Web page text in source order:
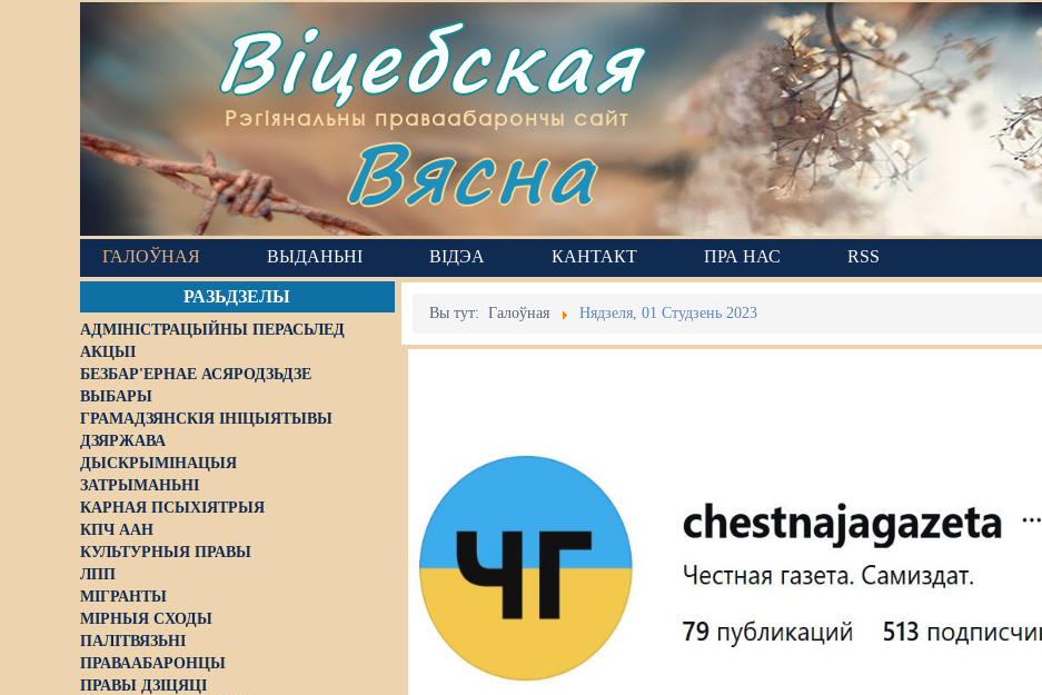
Віцебская
Рэгіянальны праваабарончы сайт
Вясна
ГАЛОЎНАЯ ВЫДАНЬНІ ВІДЭА КАНТАКТ ПРА НАС RSS
РАЗЬДЗЕЛЫ
АДМІНІСТРАЦЫЙНЫ ПЕРАСЬЛЕД
АКЦЫІ
БЕЗБАР'ЕРНАЕ АСЯРОДЗЬДЗЕ
ВЫБАРЫ
ГРАМАДЗЯНСКІЯ ІНІЦЫЯТЫВЫ
ДЗЯРЖАВА
ДЫСКРЫМІНАЦЫЯ
ЗАТРЫМАНЬНІ
КАРНАЯ ПСЫХІЯТРЫЯ
КПЧ ААН
КУЛЬТУРНЫЯ ПРАВЫ
ЛПП
МІГРАНТЫ
МІРНЫЯ СХОДЫ
ПАЛІТВЯЗЬНІ
ПРАВААБАРОНЦЫ
ПРАВЫ ДЗІЦЯЦІ
Вы тут:Галоўная Нядзеля, 01 Студзень 2023